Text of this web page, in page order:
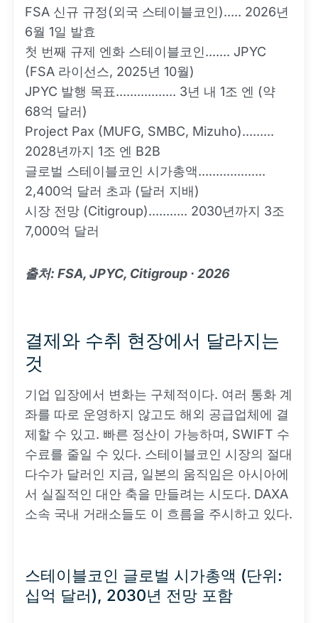
FSA 신규 규정(외국 스테이블코인)..... 2026년
6월 1일 발효
첫 번째 규제 엔화 스테이블코인....... JPYC
(FSA 라이선스, 2025년 10월)
JPYC 발행 목표................. 3년 내 1조 엔 (약
68억 달러)
Project Pax (MUFG, SMBC, Mizuho).........
2028년까지 1조 엔 B2B
글로벌 스테이블코인 시가총액...................
2,400억 달러 초과 (달러 지배)
시장 전망 (Citigroup)........... 2030년까지 3조
7,000억 달러
출처: FSA, JPYC, Citigroup · 2026
결제와 수취 현장에서 달라지는
것
기업 입장에서 변화는 구체적이다. 여러 통화 계
좌를 따로 운영하지 않고도 해외 공급업체에 결
제할 수 있고. 빠른 정산이 가능하며, SWIFT 수
수료를 줄일 수 있다. 스테이블코인 시장의 절대
다수가 달러인 지금, 일본의 움직임은 아시아에
서 실질적인 대안 축을 만들려는 시도다. DAXA
소속 국내 거래소들도 이 흐름을 주시하고 있다.
스테이블코인 글로벌 시가총액 (단위:
십억 달러), 2030년 전망 포함